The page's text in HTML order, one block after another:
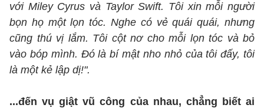
với Miley Cyrus và Taylor Swift. Tôi xin mỗi người
bọn họ một lọn tóc. Nghe có vẻ quái quái, nhưng
cũng thú vị lắm. Tôi cột nơ cho mỗi lọn tóc và bỏ
vào bóp mình. Đó là bí mật nho nhỏ của tôi đấy, tôi
là một kẻ lập dị!".
...đến vụ giật vũ công của nhau, chẳng biết ai